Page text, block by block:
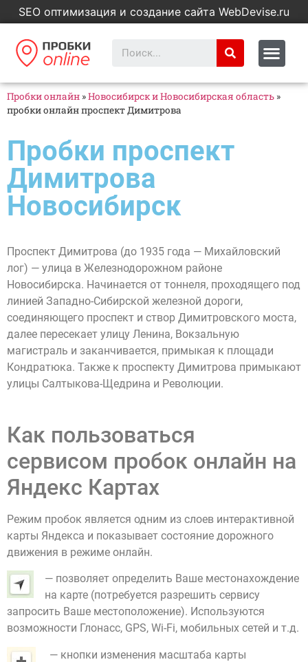
SEO оптимизация и создание сайта WebDevise.ru
Пробки онлайн »Новосибирск и Новосибирская область »
пробки онлайн проспект Димитрова
Пробки проспект
Димитрова
Новосибирск
Проспект Димитрова (до 1935 года — Михайловский
лог) — улица в Железнодорожном районе
Новосибирска. Начинается от тоннеля, проходящего под
линией Западно-Сибирской железной дороги,
соединяющего проспект и створ Димитровского моста,
далее пересекает улицу Ленина, Вокзальную
магистраль и заканчивается, примыкая к площади
Кондратюка. Также к проспекту Димитрова примыкают
улицы Салтыкова-Щедрина и Революции.
Как пользоваться
сервисом пробок онлайн на
Яндекс Картах
Режим пробок является одним из слоев интерактивной
карты Яндекса и показывает состояние дорожного
движения в режиме онлайн.
— позволяет определить Ваше местонахождение
на карте (потребуется разрешить сервису
запросить Ваше местоположение). Используются
возможности Глонасс, GPS, Wi-Fi, мобильных сетей и т.д.
— кнопки изменения масштаба карты